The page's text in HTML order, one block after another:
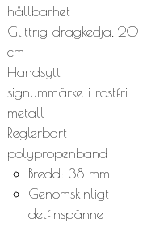
hållbarhet
Glittrig dragkedja, 20
cm
Handsytt
signummärke i rostfri
metall
Reglerbart
polypropenband
Bredd: 38 mm
Genomskinligt
delfinspänne